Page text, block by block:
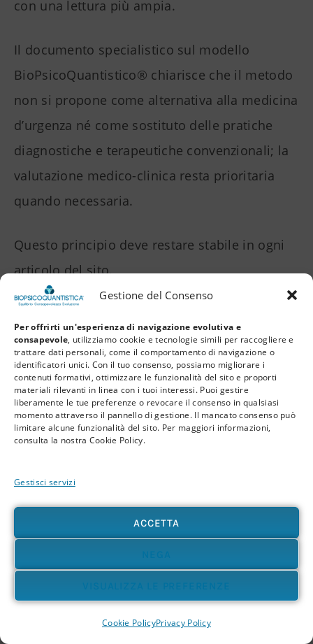
Gestione del Consenso
Per offrirti un'esperienza di navigazione evolutiva e
consapevole, utilizziamo cookie e tecnologie simili per raccogliere e
trattare dati personali, come il comportamento di navigazione o
identificatori unici. Con il tuo consenso, possiamo migliorare i
contenuti formativi, ottimizzare le funzionalità del sito e proporti
materiali rilevanti in linea con i tuoi interessi. Puoi gestire
liberamente le tue preferenze o revocare il consenso in qualsiasi
momento attraverso il pannello di gestione. Il mancato consenso può
limitare alcune funzionalità del sito. Per maggiori informazioni,
consulta la nostra Cookie Policy.
Gestisci servizi
ACCETTA
NEGA
VISUALIZZA LE PREFERENZE
Cookie PolicyPrivacy Policy
con una lettura più ampia.
Il documento specialistico sul modello
BioPsicoQuantistico® chiarisce che il metodo
non si propone come alternativa alla medicina
d’urgenza né come sostituto delle pratiche
diagnostiche e terapeutiche convenzionali; la
valutazione medico-clinica resta prioritaria
quando necessaria.
Questo principio deve restare stabile in ogni
articolo del sito.
Il rischio delle spiegazioni uniche
Ogni epoca ha le sue parole dominanti.
Per anni si è parlato di stress come
Oggi spesso si parla di microbioma.
Tutte queste dimensioni sono importanti. Ma
nessuna, da sola, basta a spiegare la
complessità dell’essere umano.